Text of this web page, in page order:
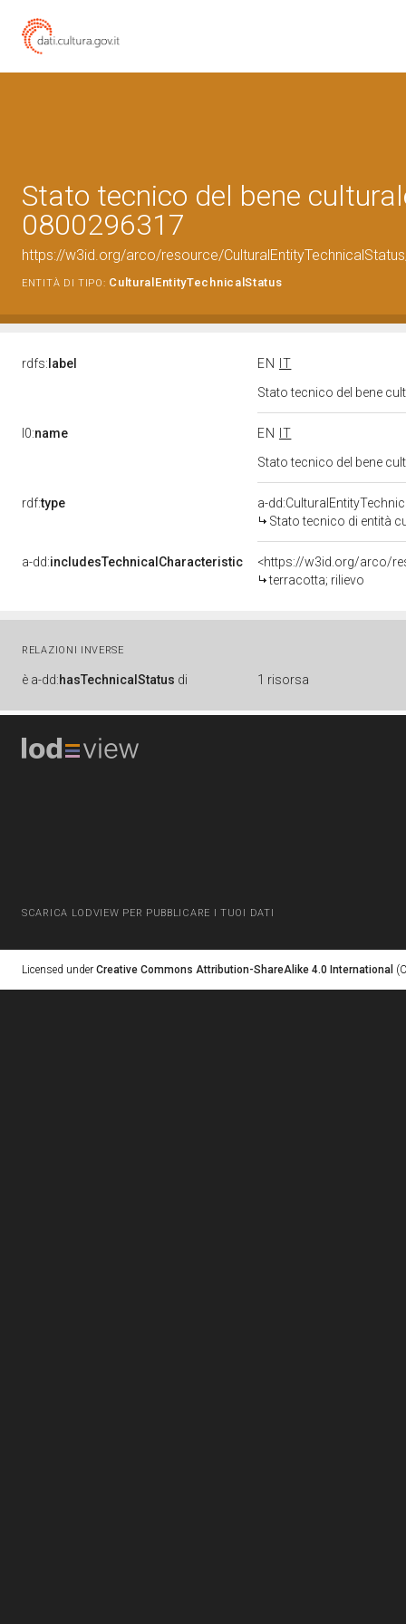
Stato tecnico del bene
0800296317
https://w3id.org/arco/resource/
ENTITÀ DI TIPO: CulturalEntityTechnicalStatus
rdfs: label EN
IT
Stato tecnico del bene
l0:name EN
IT
Stato tecnico del bene
rdf:type
a-
Stato tecnico di entità
a-dd:includesTechnicalCharacteristic
<https://w3id.org/arco/
terracotta; rilievo
RELAZIONI INVERSE
è a-dd:hasTechnicalStatus di 1 risorsa
SCARICA LODVIEW PER PUBBLICARE I TUOI DATI
Licensed under Creative Commons Attribution-ShareAlike 4.0 International